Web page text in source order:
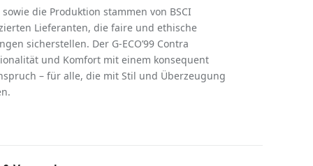
die Produktion stammen von BSCI
Lieferanten, die faire und ethische
sicherstellen. Der G-ECO’99 Contra
und Komfort mit einem konsequent
– für alle, die mit Stil und Überzeugung